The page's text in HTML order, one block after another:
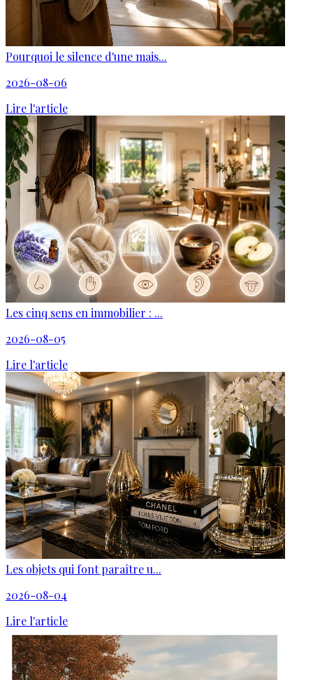
Pourquoi le silence d'une mais...
2026-08-06
Lire l'article
Les cinq sens en immobilier : ...
2026-08-05
Lire l'article
Les objets qui font paraître u...
2026-08-04
Lire l'article